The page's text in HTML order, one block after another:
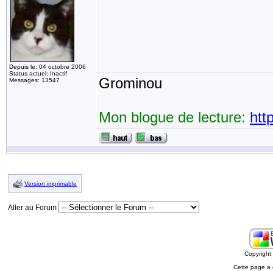
Depuis le: 04 octobre 2006
Status actuel: Inactif
Messages: 13547
Grominou
Mon blogue de lecture:
Version imprimable
Aller au Forum
Cette page a